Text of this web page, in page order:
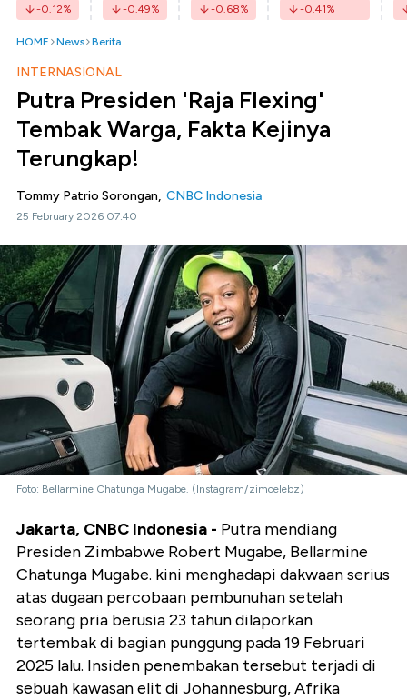
-0.12% -0.49% -0.68% -0.41%
HOME News Berita
INTERNASIONAL
Putra Presiden 'Raja Flexing'
Tembak Warga, Fakta Kejinya
Terungkap!
Tommy Patrio Sorongan, CNBC Indonesia
25 February 2026 07:40
Foto: Bellarmine Chatunga Mugabe. (Instagram/zimcelebz)
Jakarta, CNBC Indonesia - Putra mendiang
Presiden Zimbabwe Robert Mugabe, Bellarmine
Chatunga Mugabe. kini menghadapi dakwaan serius
atas dugaan percobaan pembunuhan setelah
seorang pria berusia 23 tahun dilaporkan
tertembak di bagian punggung pada 19 Februari
2025 lalu. Insiden penembakan tersebut terjadi di
sebuah kawasan elit di Johannesburg, Afrika